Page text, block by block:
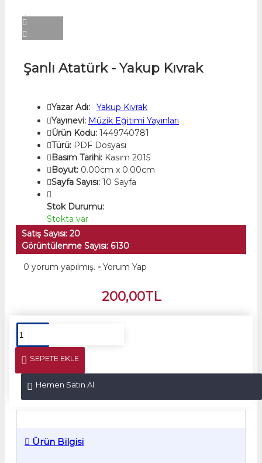
Şanlı Atatürk - Yakup Kıvrak
Yazar Adı:
Yakup Kıvrak
Yayınevi: Müzik Eğitimi Yayınları
Ürün Kodu: 1449740781
Türü: PDF Dosyası
Basım Tarihi: Kasım 2015
Boyut: 0.00cm x 0.00cm
Sayfa Sayısı: 10 Sayfa
Stok Durumu:
Stokta var
Satış Sayısı: 20
Görüntülenme Sayısı: 6130
0 yorum yapılmış. - Yorum Yap
200,00TL
SEPETE EKLE
Hemen Satın Al
Ürün Bilgisi